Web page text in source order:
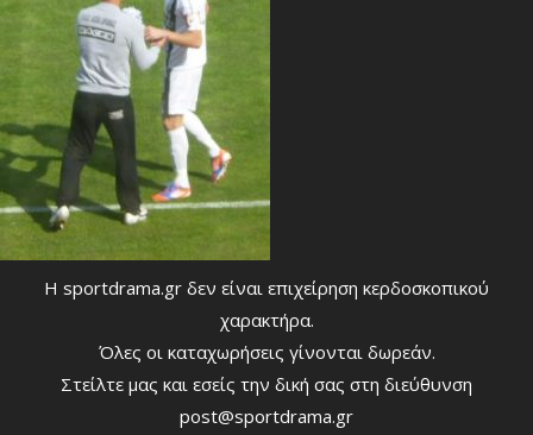
Η sportdrama.gr δεν είναι επιχείρηση κερδοσκοπικού
χαρακτήρα.
Όλες οι καταχωρήσεις γίνονται δωρεάν.
Στείλτε μας και εσείς την δική σας στη διεύθυνση
post@sportdrama.gr